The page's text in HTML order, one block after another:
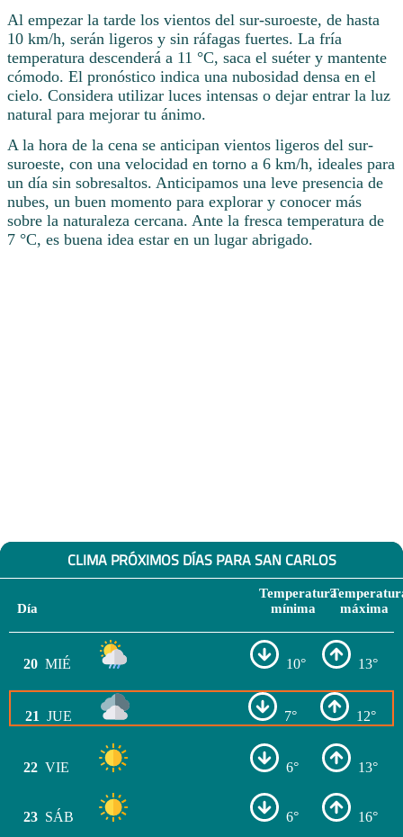
Al empezar la tarde los vientos del sur-suroeste, de hasta
10 km/h, serán ligeros y sin ráfagas fuertes. La fría
temperatura descenderá a 11 °C, saca el suéter y mantente
cómodo. El pronóstico indica una nubosidad densa en el
cielo. Considera utilizar luces intensas o dejar entrar la luz
natural para mejorar tu ánimo.
A la hora de la cena se anticipan vientos ligeros del sur-
suroeste, con una velocidad en torno a 6 km/h, ideales para
un día sin sobresaltos. Anticipamos una leve presencia de
nubes, un buen momento para explorar y conocer más
sobre la naturaleza cercana. Ante la fresca temperatura de
7 °C, es buena idea estar en un lugar abrigado.
CLIMA PRÓXIMOS DÍAS PARA SAN CARLOS
Día
Temperatura
mínima
máxima
20 MIÉ 10° 13°
21 JUE 7° 12°
22 VIE 6° 13°
23 SÁB 6° 16°